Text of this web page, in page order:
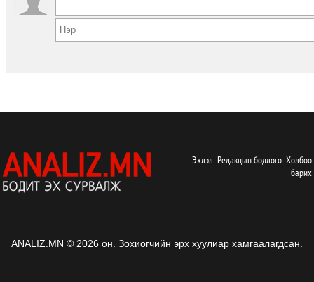
Эхлэл Редакцын бодлого Холбоо
барих
ANALIZ.MN © 2026 он. Зохиогчийн эрх хуулиар хамгаалагдсан.